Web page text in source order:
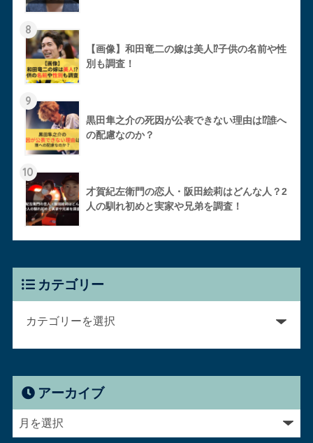
8
【画像】和田竜二の嫁は美人⁉︎子供の名前や性
別も調査！
9
黒田隼之介の死因が公表できない理由は⁉︎誰へ
の配慮なのか？
10
才賀紀左衛門の恋人・阪田絵莉はどんな人？2
人の馴れ初めと実家や兄弟を調査！
カテゴリー
アーカイブ